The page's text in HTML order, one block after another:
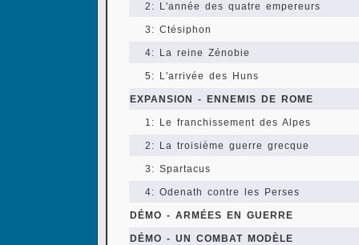
2: L'année des quatre empereurs
3: Ctésiphon
4: La reine Zénobie
5: L'arrivée des Huns
EXPANSION - ENNEMIS DE ROME
1: Le franchissement des Alpes
2: La troisième guerre grecque
3: Spartacus
4: Odenath contre les Perses
DÉMO - ARMÉES EN GUERRE
DÉMO - UN COMBAT MODÈLE